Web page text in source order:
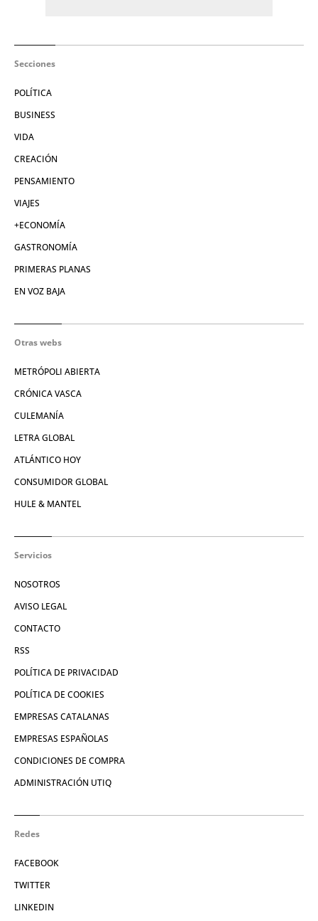
Secciones
POLÍTICA
BUSINESS
VIDA
CREACIÓN
PENSAMIENTO
VIAJES
+ECONOMÍA
GASTRONOMÍA
PRIMERAS PLANAS
EN VOZ BAJA
Otras webs
METRÓPOLI ABIERTA
CRÓNICA VASCA
CULEMANÍA
LETRA GLOBAL
ATLÁNTICO HOY
CONSUMIDOR GLOBAL
HULE & MANTEL
Servicios
NOSOTROS
AVISO LEGAL
CONTACTO
RSS
POLÍTICA DE PRIVACIDAD
POLÍTICA DE COOKIES
EMPRESAS CATALANAS
EMPRESAS ESPAÑOLAS
CONDICIONES DE COMPRA
ADMINISTRACIÓN UTIQ
Redes
FACEBOOK
TWITTER
LINKEDIN